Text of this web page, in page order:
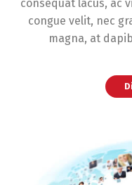
consequat lacus, ac
congue velit, nec
magna, at